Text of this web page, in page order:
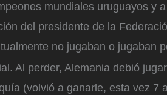
mundiales uruguayos y
del presidente de la
no jugaban o jugaban
Al perder, Alemania debió
(volvió a ganarle, esta vez 7